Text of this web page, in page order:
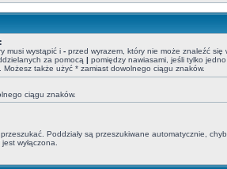
musi wystąpić i - przed wyrazem, który nie może znaleźć się
za pomocą | pomiędzy nawiasami, jeśli tylko
Możesz także użyć * zamiast dowolnego ciągu znaków.
ciągu znaków.
Poddziały są przeszukiwane automatycznie,
wyłączona.